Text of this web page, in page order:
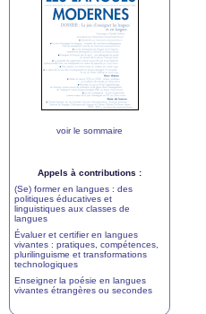
voir le sommaire
Appels à contributions :
(Se) former en langues : des
politiques éducatives et
linguistiques aux classes de
langues
Évaluer et certifier en langues
vivantes : pratiques, compétences,
plurilinguisme et transformations
technologiques
Enseigner la poésie en langues
vivantes étrangères ou secondes